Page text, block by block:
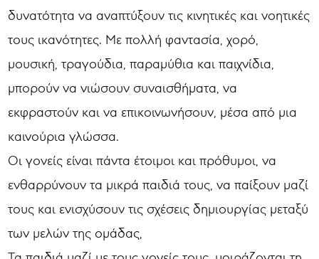
δυνατότητα να αναπτύξουν τις κινητικές και νοητικές
τους ικανότητες. Με πολλή φαντασία, χορό,
μουσική, τραγούδια, παραμύθια και παιχνίδια,
μπορούν να νιώσουν συναισθήματα, να
εκφραστούν και να επικοινωνήσουν, μέσα από μια
καινούρια γλώσσα.
Οι γονείς είναι πάντα έτοιμοι και πρόθυμοι, να
ενθαρρύνουν τα μικρά παιδιά τους, να παίξουν μαζί
τους και ενισχύσουν τις σχέσεις δημιουργίας μεταξύ
των μελών της ομάδας,